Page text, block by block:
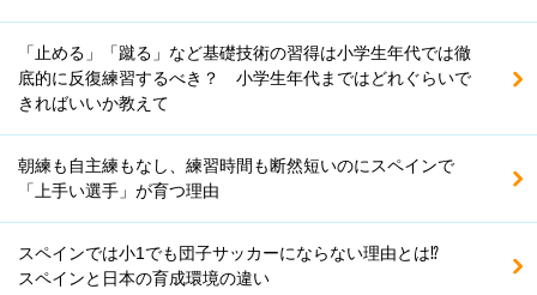
「止める」「蹴る」など基礎技術の習得は小学生年代では徹
底的に反復練習するべき？ 小学生年代まではどれぐらいで
きればいいか教えて
朝練も自主練もなし、練習時間も断然短いのにスペインで
「上手い選手」が育つ理由
スペインでは小1でも団子サッカーにならない理由とは⁉
スペインと日本の育成環境の違い